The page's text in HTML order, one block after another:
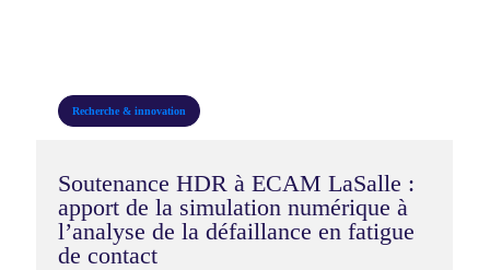
Recherche & innovation
Soutenance HDR à ECAM LaSalle :
apport de la simulation numérique à
l’analyse de la défaillance en fatigue
de contact